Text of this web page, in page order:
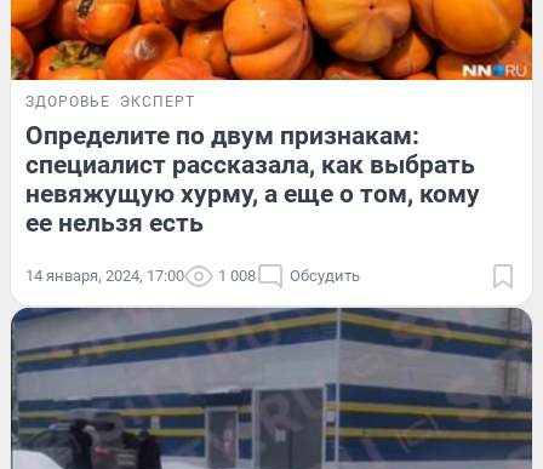
ЗДОРОВЬЕ ЭКСПЕРТ
Определите по двум признакам:
специалист рассказала, как выбрать
невяжущую хурму, а еще о том, кому
ее нельзя есть
14 января, 2024, 17:00 1 008 Обсудить